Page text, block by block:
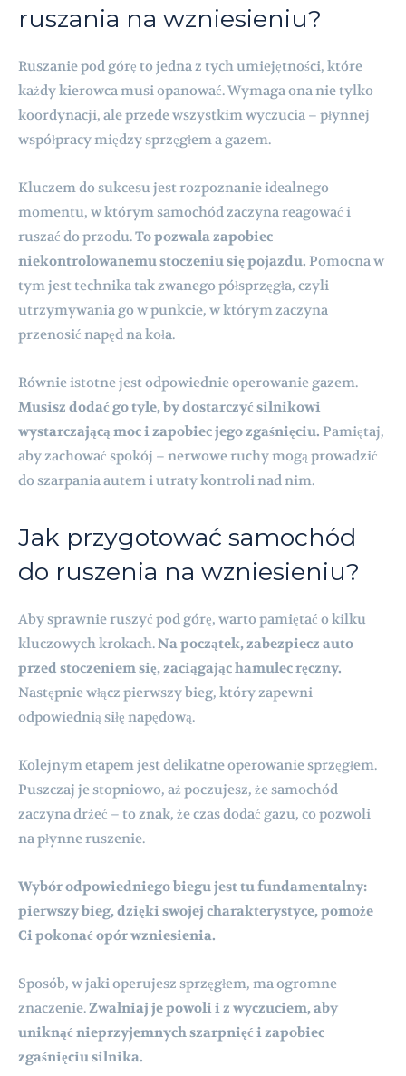
ruszania na wzniesieniu?
Ruszanie pod górę to jedna z tych umiejętności, które
każdy kierowca musi opanować. Wymaga ona nie tylko
koordynacji, ale przede wszystkim wyczucia – płynnej
współpracy między sprzęgłem a gazem.
Kluczem do sukcesu jest rozpoznanie idealnego
momentu, w którym samochód zaczyna reagować i
ruszać do przodu.To pozwala zapobiec
niekontrolowanemu stoczeniu się pojazdu. Pomocna w
tym jest technika tak zwanego półsprzęgła, czyli
utrzymywania go w punkcie, w którym zaczyna
przenosić napęd na koła.
Równie istotne jest odpowiednie operowanie gazem.
Musisz dodać go tyle, by dostarczyć silnikowi
wystarczającą moc i zapobiec jego zgaśnięciu. Pamiętaj,
aby zachować spokój – nerwowe ruchy mogą prowadzić
do szarpania autem i utraty kontroli nad nim.
Jak przygotować samochód
do ruszenia na wzniesieniu?
Aby sprawnie ruszyć pod górę, warto pamiętać o kilku
kluczowych krokach.Na początek, zabezpiecz auto
przed stoczeniem się, zaciągając hamulec ręczny.
Następnie włącz pierwszy bieg, który zapewni
odpowiednią siłę napędową.
Kolejnym etapem jest delikatne operowanie sprzęgłem.
Puszczaj je stopniowo, aż poczujesz, że samochód
zaczyna drżeć – to znak, że czas dodać gazu, co pozwoli
na płynne ruszenie.
Wybór odpowiedniego biegu jest tu fundamentalny:
pierwszy bieg, dzięki swojej charakterystyce, pomoże
Ci pokonać opór wzniesienia.
Sposób, w jaki operujesz sprzęgłem, ma ogromne
znaczenie.Zwalniaj je powoli i z wyczuciem, aby
uniknąć nieprzyjemnych szarpnięć i zapobiec
zgaśnięciu silnika.